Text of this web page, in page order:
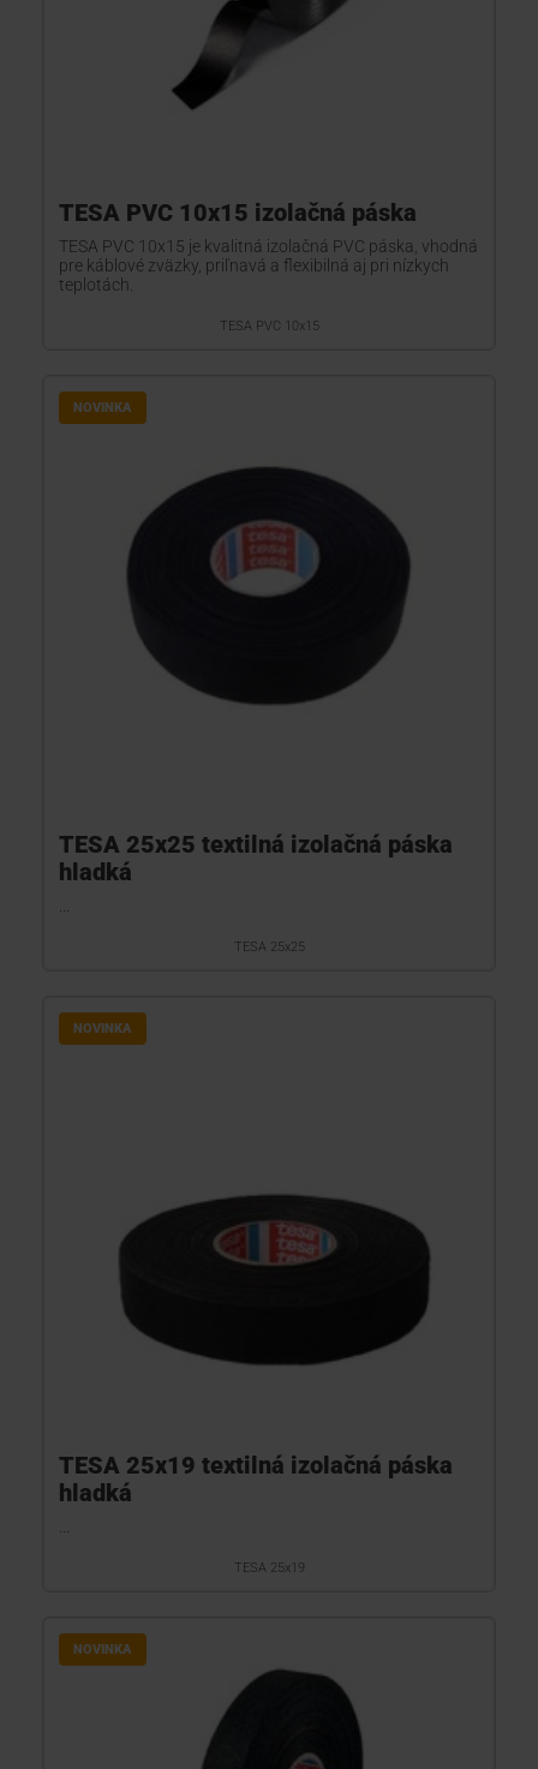
TESA PVC 10x15 izolačná páska
TESA PVC 10x15 je kvalitná izolačná PVC páska, vhodná
pre káblové zväzky, priľnavá a flexibilná aj pri nízkych
teplotách.
TESA PVC 10x15
NOVINKA
TESA 25x25 textilná izolačná páska
hladká
TESA 25x25
NOVINKA
TESA 25x19 textilná izolačná páska
hladká
TESA 25x19
NOVINKA